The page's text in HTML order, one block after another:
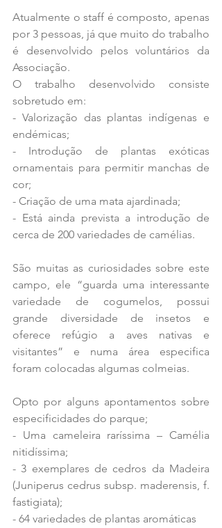
Atualmente o staff é composto, apenas
por 3 pessoas, já que muito do trabalho
é desenvolvido pelos voluntários da
Associação.
O trabalho desenvolvido consiste
sobretudo em:
- Valorização das plantas indígenas e
endémicas;
- Introdução de plantas exóticas
ornamentais para permitir manchas de
cor;
- Criação de uma mata ajardinada;
- Está ainda prevista a introdução de
cerca de 200 variedades de camélias.
São muitas as curiosidades sobre este
campo, ele “guarda uma interessante
variedade de cogumelos, possui
grande diversidade de insetos e
oferece refúgio a aves nativas e
visitantes” e numa área especifica
foram colocadas algumas colmeias.
Opto por alguns apontamentos sobre
especificidades do parque;
- Uma cameleira raríssima – Camélia
nitidíssima;
- 3 exemplares de cedros da Madeira
(Juniperus cedrus subsp. maderensis, f.
fastigiata);
- 64 variedades de plantas aromáticas